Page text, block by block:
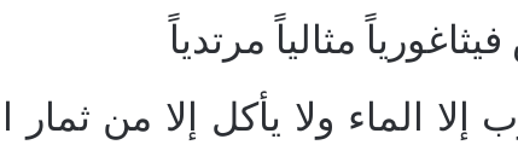
مثالياً مرتدياً
إلا الماء ولا يأكل إلا من ثمار